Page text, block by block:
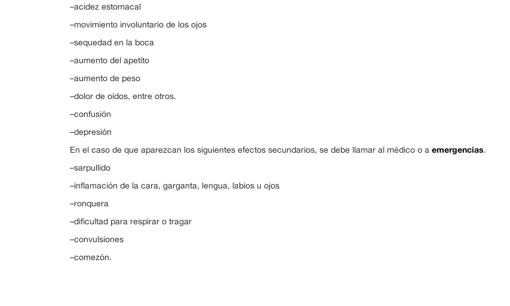
–acidez estomacal
–movimiento involuntario de los ojos
–sequedad en la boca
–aumento del apetito
–aumento de peso
–dolor de oídos, entre otros.
–confusión
–depresión
En el caso de que aparezcan los siguientes efectos secundarios, se debe llamar al médico o a emergencias.
–sarpullido
–inflamación de la cara, garganta, lengua, labios u ojos
–ronquera
–dificultad para respirar o tragar
–convulsiones
–comezón.